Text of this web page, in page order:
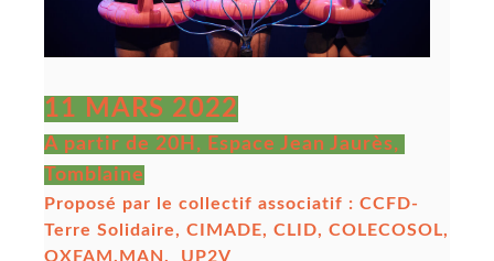
11 MARS 2022
A partir de 20H, Espace Jean Jaurès,
Tomblaine
Proposé par le collectif associatif : CCFD-
Terre Solidaire, CIMADE, CLID, COLECOSOL,
OXFAM,MAN, UP2V